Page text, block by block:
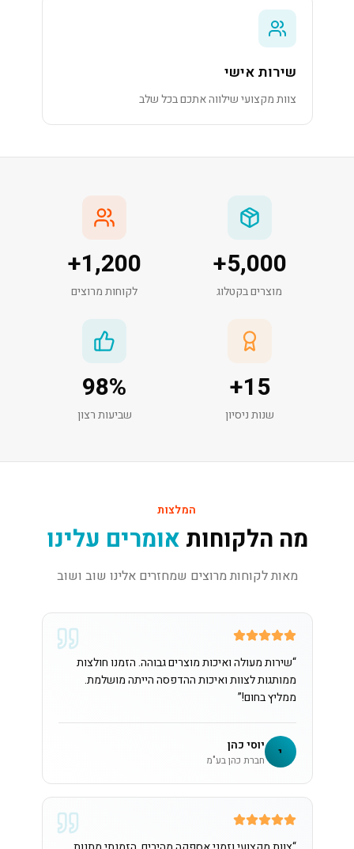
שירות אישי
צוות מקצועי שילווה אתכם בכל שלב
5,000
+
מוצרים בקטלוג
1,200
+
לקוחות מרוצים
15
+
שנות ניסיון
98%
שביעות רצון
המלצות
מה הלקוחות אומרים עלינו
מאות לקוחות מרוצים שמחזרים אלינו שוב ושוב
“שירות מעולה ואיכות מוצרים גבוהה. הזמנו חולצות
ממותגות לצוות ואיכות ההדפסה הייתה מושלמת.
ממליץ בחום!”
י יוסי כהן
חברת כהן בע"מ